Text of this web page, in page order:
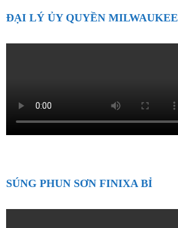
ĐẠI LÝ ỦY QUYỀN MILWAUKEE
SÚNG PHUN SƠN FINIXA BỈ